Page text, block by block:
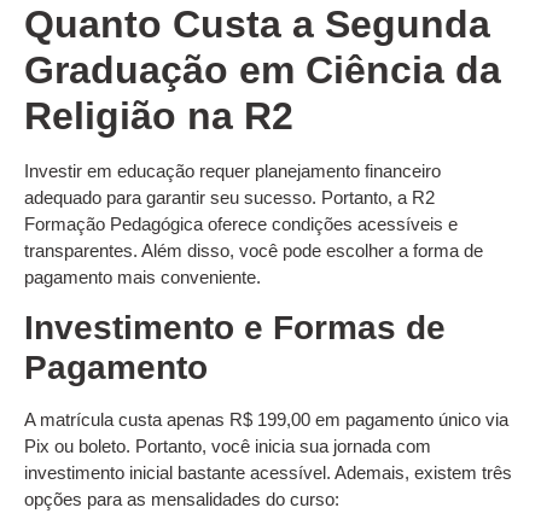
Quanto Custa a Segunda
Graduação em Ciência da
Religião na R2
Investir em educação requer planejamento financeiro
adequado para garantir seu sucesso. Portanto, a R2
Formação Pedagógica oferece condições acessíveis e
transparentes. Além disso, você pode escolher a forma de
pagamento mais conveniente.
Investimento e Formas de
Pagamento
A matrícula custa apenas R$ 199,00 em pagamento único via
Pix ou boleto. Portanto, você inicia sua jornada com
investimento inicial bastante acessível. Ademais, existem três
opções para as mensalidades do curso: